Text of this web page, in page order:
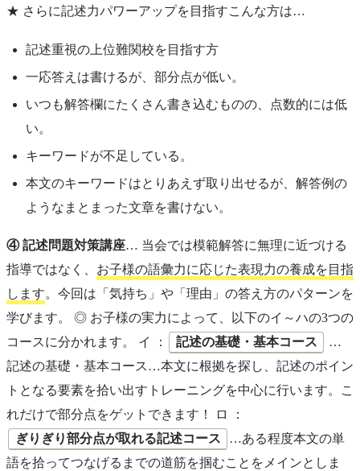
★ さらに記述力パワーアップを目指すこんな方は…
記述重視の上位難関校を目指す方
一応答えは書けるが、部分点が低い。
いつも解答欄にたくさん書き込むものの、点数的には低
い。
キーワードが不足している。
本文のキーワードはとりあえず取り出せるが、解答例の
ようなまとまった文章を書けない。
④ 記述問題対策講座… 当会では模範解答に無理に近づける
指導ではなく、 お子様の語彙力に応じた表現力の養成を目指
します。今回は「気持ち」や「理由」の答え方のパターンを
学びます。 ◎ お子様の実力によって、以下のイ～ハの3つの
コースに分かれます。 イ ：
記述の基礎・基本コース
…
記述の基礎・基本コース…本文に根拠を探し、記述のポイン
トとなる要素を拾い出すトレーニングを中心に行います。こ
れだけで部分点をゲットできます！ ロ ：
ぎりぎり部分点が取れる記述コース
…ある程度本文の単
語を拾ってつなげるまでの道筋を掴むことをメインとしま